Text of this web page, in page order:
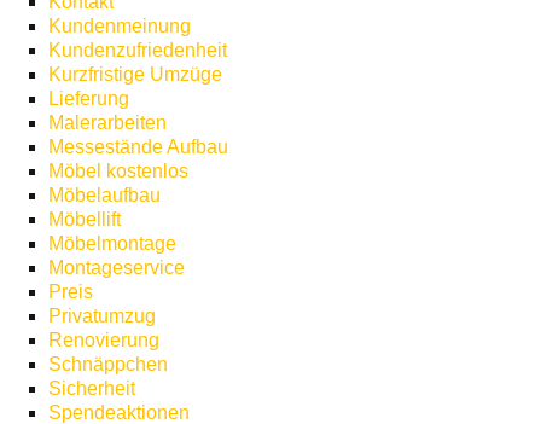
Kundenmeinung
Kundenzufriedenheit
Kurzfristige Umzüge
Lieferung
Malerarbeiten
Messestände Aufbau
Möbel kostenlos
Möbelaufbau
Möbellift
Möbelmontage
Montageservice
Preis
Privatumzug
Renovierung
Schnäppchen
Sicherheit
Spendeaktionen